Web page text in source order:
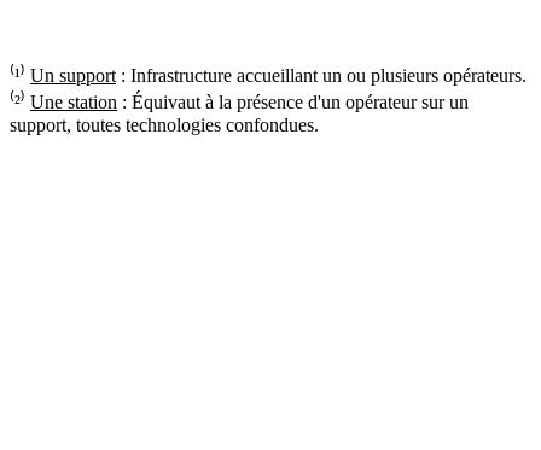
⁽¹⁾ Un support : Infrastructure accueillant un ou plusieurs opérateurs.
⁽²⁾ Une station : Équivaut à la présence d'un opérateur sur un
support, toutes technologies confondues.